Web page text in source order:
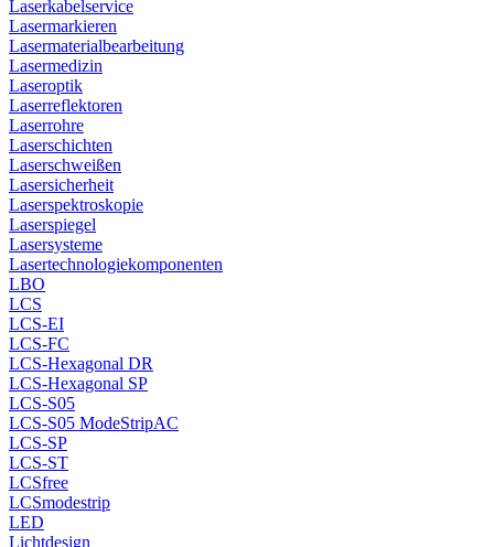
Laserkabelservice
Lasermarkieren
Lasermaterialbearbeitung
Lasermedizin
Laseroptik
Laserreflektoren
Laserrohre
Laserschichten
Laserschweißen
Lasersicherheit
Laserspektroskopie
Laserspiegel
Lasersysteme
Lasertechnologiekomponenten
LBO
LCS
LCS-EI
LCS-FC
LCS-Hexagonal DR
LCS-Hexagonal SP
LCS-S05
LCS-S05 ModeStripAC
LCS-SP
LCS-ST
LCSfree
LCSmodestrip
LED
Lichtdesign